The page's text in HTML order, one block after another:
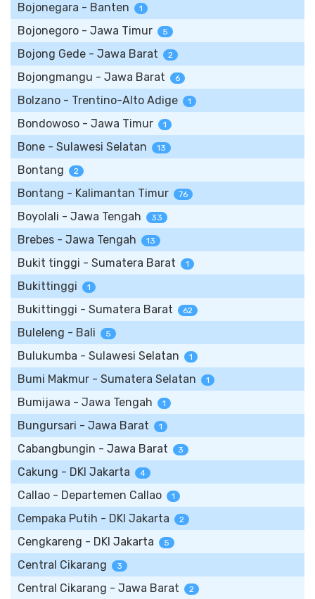
Bojonegara - Banten 1
Bojonegoro - Jawa Timur 5
Bojong Gede - Jawa Barat 2
Bojongmangu - Jawa Barat 6
Bolzano - Trentino-Alto Adige 1
Bondowoso - Jawa Timur 1
Bone - Sulawesi Selatan 13
Bontang 2
Bontang - Kalimantan Timur 76
Boyolali - Jawa Tengah 33
Brebes - Jawa Tengah 13
Bukit tinggi - Sumatera Barat 1
Bukittinggi 1
Bukittinggi - Sumatera Barat 62
Buleleng - Bali 5
Bulukumba - Sulawesi Selatan 1
Bumi Makmur - Sumatera Selatan 1
Bumijawa - Jawa Tengah 1
Bungursari - Jawa Barat 1
Cabangbungin - Jawa Barat 3
Cakung - DKI Jakarta 4
Callao - Departemen Callao 1
Cempaka Putih - DKI Jakarta 2
Cengkareng - DKI Jakarta 5
Central Cikarang 3
Central Cikarang - Jawa Barat 2